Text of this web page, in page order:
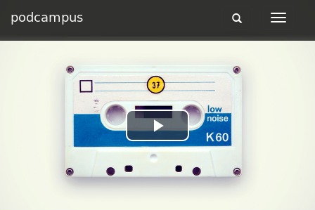
podcampus
Toggle
Toggle
Play
Video